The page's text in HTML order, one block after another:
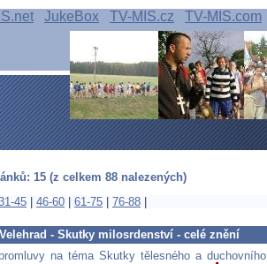
JukeBox TV-MIS.cz TV-MIS.com
15 (z celkem 88 nalezených)
45 46-60 61-75 76-88
- Skutky milosrdenství - celé znění
na téma Skutky tělesného a duchovního